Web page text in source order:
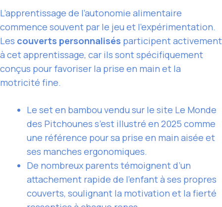
L’apprentissage de l’autonomie alimentaire
commence souvent par le jeu et l’expérimentation.
Les couverts personnalisés participent activement
à cet apprentissage, car ils sont spécifiquement
conçus pour favoriser la prise en main et la
motricité fine.
Le set en bambou vendu sur le site Le Monde
des Pitchounes s’est illustré en 2025 comme
une référence pour sa prise en main aisée et
ses manches ergonomiques.
De nombreux parents témoignent d’un
attachement rapide de l’enfant à ses propres
couverts, soulignant la motivation et la fierté